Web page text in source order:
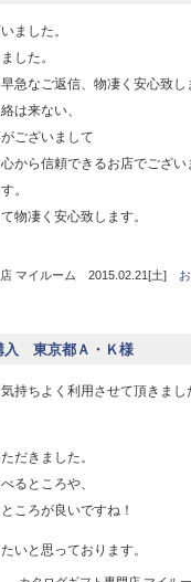
ました。
した。
急なご返信、物凄く安心致し
は来ない、
ございまして
から信頼できるお店でござい
。
物凄く安心致します。
店 マイルーム 2015.02.21[土]
入 東京都Ａ・Ｋ様
持ちよく利用させて頂きまし
だきました。
るところや、
ころが良いですね！
いと思っております。